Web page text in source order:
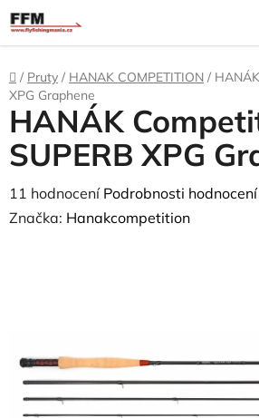
Přejít
na
obsah
Domů
/ Pruty / HANAK COMPETITION /
XPG Graphene
HANÁK
SUPERB XPG
Průměrné
hodnocení
hvězdiček.
11 hodnocení Podrobnosti hodnocení
Značka: Hanakcompetition